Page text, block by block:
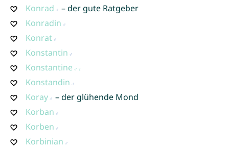
Konrad
– der gute Ratgeber
Konradin
Konrat
Konstantin
Konstantine
Konstandin
Koray
– der glühende Mond
Korban
Korben
Korbinian